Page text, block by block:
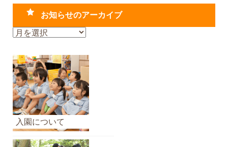
お知らせのアーカイブ
お
ら
せ
の
ア
ー
カ
イ
ブ
入園について